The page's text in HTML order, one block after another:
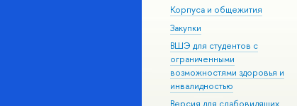
Корпуса и общежития
Закупки
ВШЭ для студентов с
ограниченными
возможностями здоровья и
инвалидностью